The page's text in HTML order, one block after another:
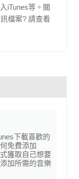
iTunes等。關
檔案? 請查看
下載喜歡的
免費添加
獲取自己想要
加所需的音樂